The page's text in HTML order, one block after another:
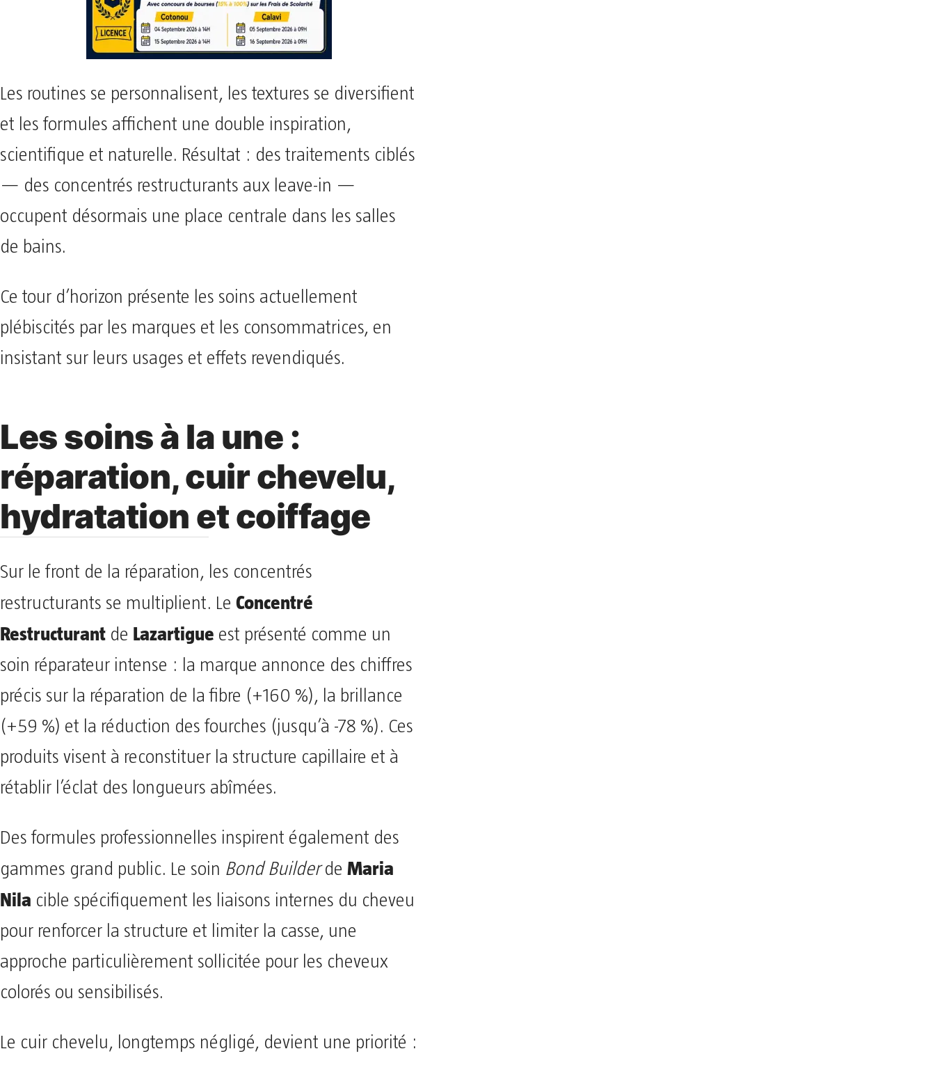
Les routines se personnalisent, les textures se diversifient
et les formules affichent une double inspiration,
scientifique et naturelle. Résultat : des traitements ciblés
— des concentrés restructurants aux leave-in —
occupent désormais une place centrale dans les salles
de bains.
Ce tour d’horizon présente les soins actuellement
plébiscités par les marques et les consommatrices, en
insistant sur leurs usages et effets revendiqués.
Les soins à la une :
réparation, cuir chevelu,
hydratation et coiffage
Sur le front de la réparation, les concentrés
restructurants se multiplient. Le Concentré
Restructurant de Lazartigue est présenté comme un
soin réparateur intense : la marque annonce des chiffres
précis sur la réparation de la fibre (+160 %), la brillance
(+59 %) et la réduction des fourches (jusqu’à -78 %). Ces
produits visent à reconstituer la structure capillaire et à
rétablir l’éclat des longueurs abîmées.
Des formules professionnelles inspirent également des
gammes grand public. Le soin Bond Builderde Maria
Nila cible spécifiquement les liaisons internes du cheveu
pour renforcer la structure et limiter la casse, une
approche particulièrement sollicitée pour les cheveux
colorés ou sensibilisés.
Le cuir chevelu, longtemps négligé, devient une priorité :